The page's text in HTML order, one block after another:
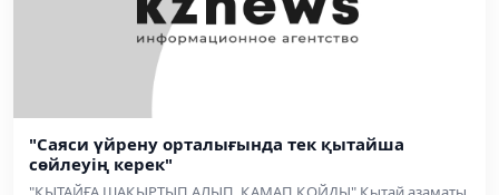
"Саяси үйрену орталығында тек қытайша
сөйлеуің керек"